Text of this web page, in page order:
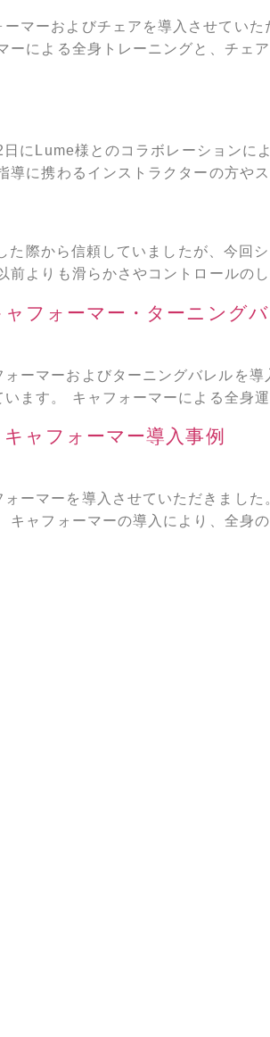
マーおよびチェアを導入させてい
ーによる全身トレーニングと、チェ
にLume様とのコラボレーションに
導に携わるインストラクターの方や
際から信頼していましたが、今回
前よりも滑らかさやコントロールの
フォーマー・ターニングバ
ーマーおよびターニングバレルを
ます。 キャフォーマーによる全身
ャフォーマー導入事例
ーマーを導入させていただきまし
キャフォーマーの導入により、全身